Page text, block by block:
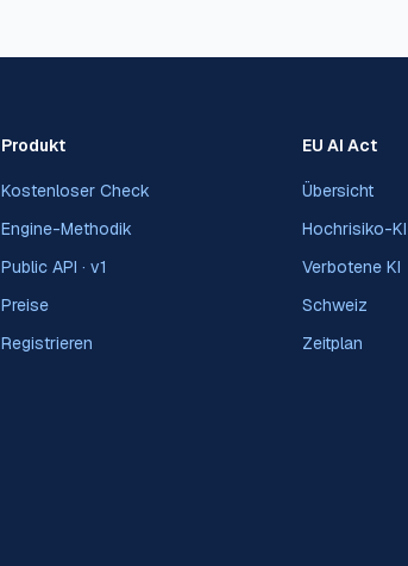
Produkt
Kostenloser Check
Engine-Methodik
Public API · v1
Preise
Registrieren
EU AI Act
Übersicht
Hochrisiko-KI
Verbotene KI
Schweiz
Zeitplan